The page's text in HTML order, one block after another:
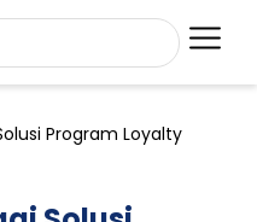
Program Loyalty